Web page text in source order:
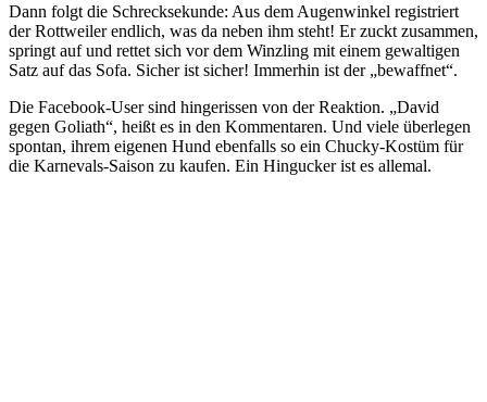
Dann folgt die Schrecksekunde: Aus dem Augenwinkel registriert
der Rottweiler endlich, was da neben ihm steht! Er zuckt zusammen,
springt auf und rettet sich vor dem Winzling mit einem gewaltigen
Satz auf das Sofa. Sicher ist sicher! Immerhin ist der „bewaffnet“.
Die Facebook-User sind hingerissen von der Reaktion. „David
gegen Goliath“, heißt es in den Kommentaren. Und viele überlegen
spontan, ihrem eigenen Hund ebenfalls so ein Chucky-Kostüm für
die Karnevals-Saison zu kaufen. Ein Hingucker ist es allemal.